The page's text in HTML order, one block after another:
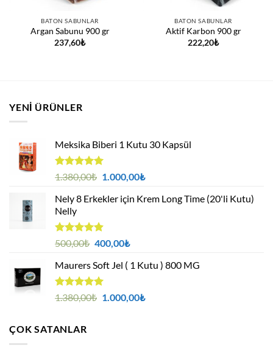
BATON SABUNLAR
Argan Sabunu 900 gr
237,60₺
BATON SABUNLAR
Aktif Karbon 900 gr
222,20₺
YENI ÜRÜNLER
Meksika Biberi 1 Kutu 30 Kapsül
5 üzerinden
oy
aldı
1.380,00₺ Orijinal
1.380,00₺.
1.000,00₺Şu
fiyat:
Nely 8 Erkekler için Krem Long Time (20'li Kutu)
Nelly
5 üzerinden
oy
aldı
500,00₺ Orijinal
500,00₺.
400,00₺Şu
fiyat:
Maurers Soft Jel ( 1 Kutu ) 800 MG
5 üzerinden
oy
1.380,00₺ Orijinal
1.000,00₺Şu
ÇOK SATANLAR